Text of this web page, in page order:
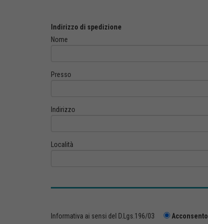
Indirizzo di spedizione
Nome
Presso
Indirizzo
Località
Informativa ai sensi del D.Lgs.196/03 Acconsento